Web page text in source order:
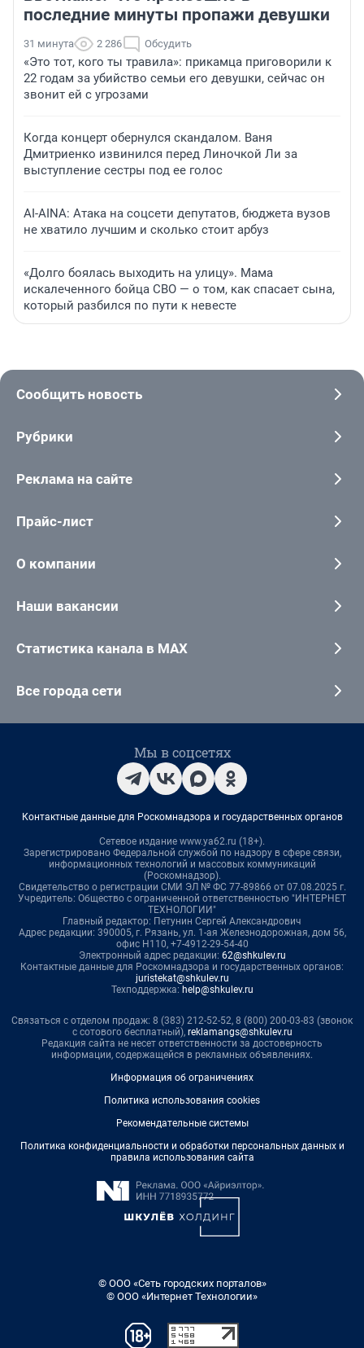
последние минуты пропажи девушки
31 минута 2 286 Обсудить
«Это тот, кого ты травила»: прикамца приговорили к
22 годам за убийство семьи его девушки, сейчас он
звонит ей с угрозами
Когда концерт обернулся скандалом. Ваня
Дмитриенко извинился перед Линочкой Ли за
выступление сестры под ее голос
AI-AINA: Атака на соцсети депутатов, бюджета вузов
не хватило лучшим и сколько стоит арбуз
«Долго боялась выходить на улицу». Мама
искалеченного бойца СВО — о том, как спасает сына,
который разбился по пути к невесте
Сообщить новость
Рубрики
Реклама на сайте
Прайс-лист
О компании
Наши вакансии
Статистика канала в MAX
Все города сети
Мы в соцсетях
Контактные данные для Роскомнадзора и государственных органов
Сетевое издание www.ya62.ru (18+).
Зарегистрировано Федеральной службой по надзору в сфере связи,
информационных технологий и массовых коммуникаций
(Роскомнадзор).
Свидетельство о регистрации СМИ ЭЛ № ФС 77-89866 от 07.08.2025 г.
Учредитель: Общество с ограниченной ответственностью "ИНТЕРНЕТ
ТЕХНОЛОГИИ"
Главный редактор: Петунин Сергей Александрович
Адрес редакции: 390005, г. Рязань, ул. 1-ая Железнодорожная, дом 56,
офис Н110, +7-4912-29-54-40
Электронный адрес редакции: 62@shkulev.ru
Контактные данные для Роскомнадзора и государственных органов:
juristekat@shkulev.ru
Техподдержка: help@shkulev.ru
Связаться с отделом продаж: 8 (383) 212-52-52, 8 (800) 200-03-83 (звонок
с сотового бесплатный), reklamangs@shkulev.ru
Редакция сайта не несет ответственности за достоверность
информации, содержащейся в рекламных объявлениях.
Информация об ограничениях
Политика использования cookies
Рекомендательные системы
Политика конфиденциальности и обработки персональных данных и
правила использования сайта
© ООО «Сеть городских порталов»
© ООО «Интернет Технологии»